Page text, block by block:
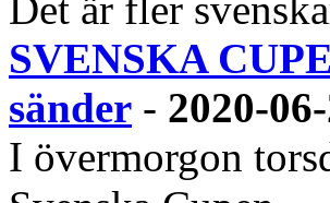
Det är fler
SVENSKA
sänder - 2020-
I övermorgon